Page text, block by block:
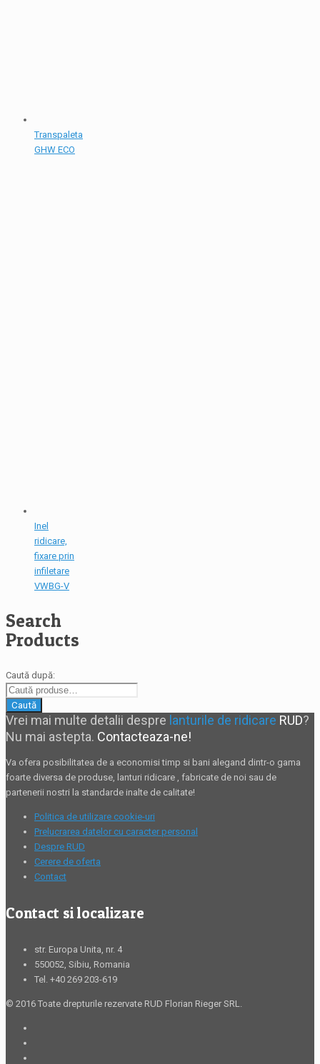
Transpaleta
GHW ECO
Inel
ridicare,
fixare prin
infiletare
VWBG-V
Search
Products
Caută după:
Caută
Vrei mai multe detalii despre lanturile de ridicare RUD?
Nu mai astepta. Contacteaza-ne!
Va ofera posibilitatea de a economisi timp si bani alegand dintr-o gama
foarte diversa de produse, lanturi ridicare , fabricate de noi sau de
partenerii nostri la standarde inalte de calitate!
Politica de utilizare cookie-uri
Prelucrarea datelor cu caracter personal
Despre RUD
Cerere de oferta
Contact
Contact si localizare
str. Europa Unita, nr. 4
550052, Sibiu, Romania
Tel. +40 269 203-619
© 2016 Toate drepturile rezervate RUD Florian Rieger SRL.